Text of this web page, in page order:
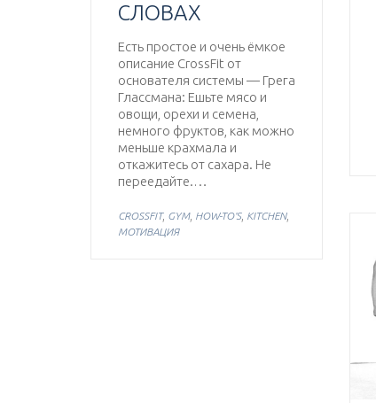
СЛОВАХ
Есть простое и очень ёмкое
описание CrossFit от
основателя системы — Грега
Глассмана: Ешьте мясо и
овощи, орехи и семена,
немного фруктов, как можно
меньше крахмала и
откажитесь от сахара. Не
переедайте.…
CROSSFIT, GYM, HOW-TO'S, KITCHEN,
МОТИВАЦИЯ